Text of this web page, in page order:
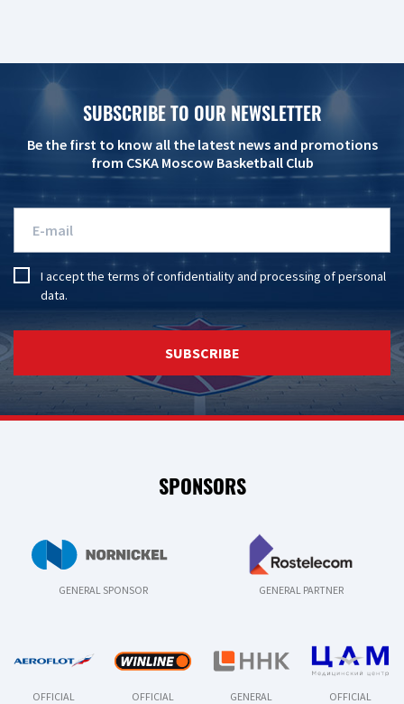
SUBSCRIBE TO OUR NEWSLETTER
Be the first to know all the latest news and promotions
from CSKA Moscow Basketball Club
I accept the terms of confidentialityandprocessing of personal
data.
SUBSCRIBE
SPONSORS
GENERAL SPONSOR GENERAL PARTNER
OFFICIAL
OFFICIAL
GENERAL
OFFICIAL